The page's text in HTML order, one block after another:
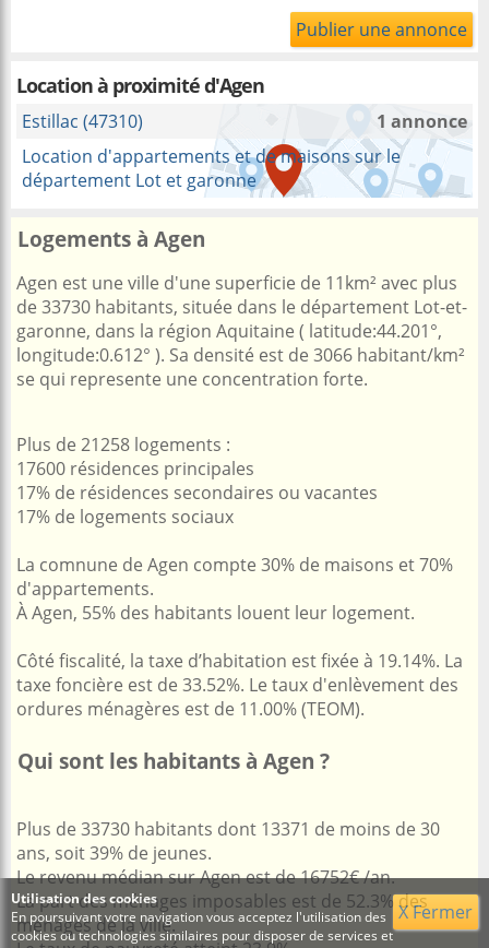
Publier une annonce
Location à proximitéd'Agen
Estillac (47310)
1 annonce
Location d'appartements et de maisons sur le
département Lot et garonne
Logements à Agen
Agen est une ville d'une superficie de 11km² avec plus
de 33730 habitants, située dans le département Lot-et-
garonne, dans la région Aquitaine ( latitude:44.201°,
longitude:0.612° ). Sa densité est de 3066 habitant/km²
se qui represente une concentration forte.
Plus de 21258 logements :
17600 résidences principales
17% de résidences secondaires ou vacantes
17% de logements sociaux
La comnune de Agen compte 30% de maisons et 70%
d'appartements.
À Agen, 55% des habitants louent leur logement.
Côté fiscalité, la taxe d’habitation est fixée à 19.14%. La
taxe foncière est de 33.52%. Le taux d'enlèvement des
ordures ménagères est de 11.00% (TEOM).
Qui sont les habitants à Agen ?
Plus de 33730 habitants dont 13371 de moins de 30
ans, soit 39% de jeunes.
Le revenu médian sur Agen est de 16752€ /an.
La part des ménages imposables est de 52.3% des
ménages de la ville.
X Fermer
Utilisation des cookies
En poursuivant votre navigation vous acceptez l'utilisation des
cookies ou technologies similaires pour disposer de services et